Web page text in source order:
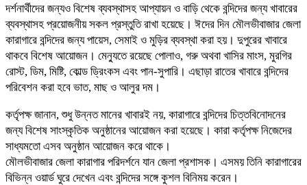
দর্শনার্থীদের জন্যও বিশেষ ব্যবস্থাসহ আপ্যায়ন ও বাড়ি থেকে বন্দিদের জন্য খাবারের
ব্যবস্থাসহ প্রয়োজনীয় সকল প্রস্তুতি রাখা হয়েছে। ঈদের দিন মৌলভীবাজার জেলা
কারাগারে বন্দিদের জন্য পায়েস, সেমাই ও মুড়ির ব্যবস্থা করা হয়। দুপুরের খাবারে
থাকবে বিশেষ আয়োজন। মেন্যুতে রয়েছে পোলাও, গরু অথবা খাসির মাংস, মুরগির
রোস্ট, ডিম, মিষ্টি, কোল্ড ড্রিংকস এবং পান-সুপারি। এছাড়া রাতের খাবারে বন্দিদের
পরিবেশন করা হবে ভাত, মাছ ও আলুর দম।
কর্তৃপক্ষ জানান, শুধু উন্নত মানের খাবারই নয়, কারাগারে বন্দিদের চিত্তবিনোদনের
জন্য বিশেষ সাংস্কৃতিক অনুষ্ঠানের আয়োজন করা হয়েছে। কারা কর্তৃপক্ষ নিজেদের
সাধ্যমতো এসব অনুষ্ঠান আয়োজন করে থাকে।
মৌলভীবাজার জেলা কারাগার পরিদর্শনে যান জেলা প্রশাসক। এসময় তিনি কারাগারের
বিভিন্ন ওয়ার্ড ঘুরে দেখেন এবং বন্দিদের সঙ্গে কুশল বিনিময় করেন।